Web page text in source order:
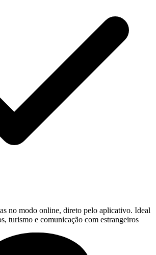
no modo online, direto pelo aplicativo. Ideal
turismo e comunicação com estrangeiros